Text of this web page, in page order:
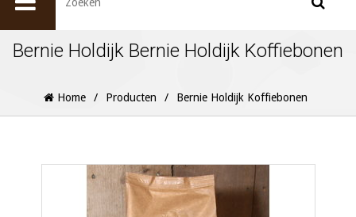
Bernie Holdijk Bernie Holdijk Koffiebonen
Home / Producten / Bernie Holdijk Koffiebonen